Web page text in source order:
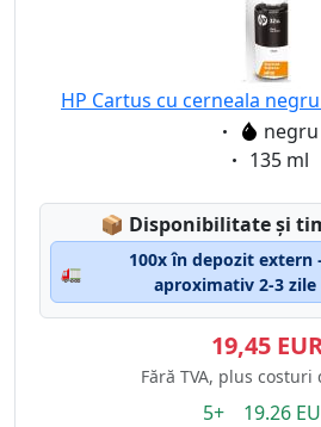
HP Cartus cu cerneala negru
Eigenschaft:
negru
Eigenschaft:
135 ml
📦 Lagerstatus:
Disponibilitate și
🚛
100x în depozit extern
aproximativ 2-3
19,45
Fără TVA, plus
5+ 19.26